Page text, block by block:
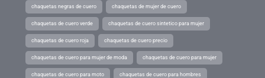
chaquetas negras de cuero chaquetas de mujer de cuero
chaquetas de cuero verde chaquetas de cuero sintetico para mujer
chaquetas de cuero roja chaquetas de cuero precio
chaquetas de cuero para mujer de moda chaquetas de cuero para mujer
chaquetas de cuero para moto chaquetas de cuero para hombres